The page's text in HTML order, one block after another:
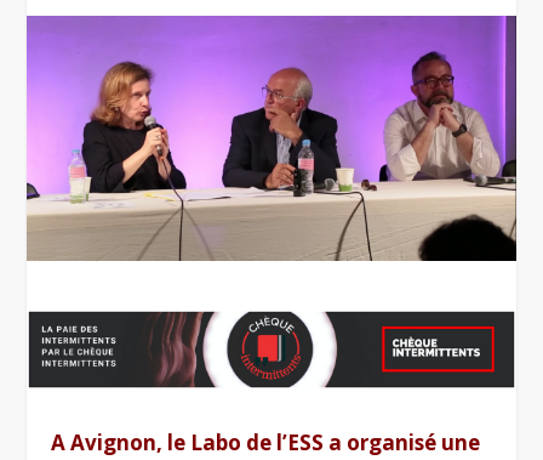
A Avignon, le Labo de l’ESS a organisé une